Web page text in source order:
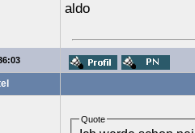
aldo
Quote